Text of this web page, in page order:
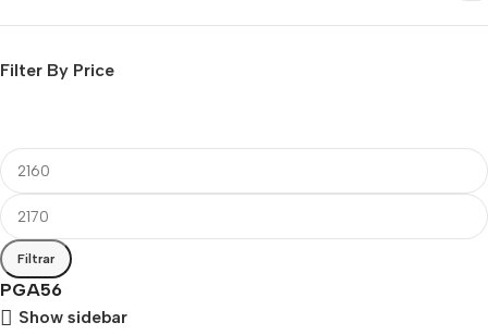
Filter By Price
Filtrar
PGA56
Show sidebar